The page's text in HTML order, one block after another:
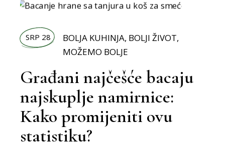
SRP 28 BOLJA KUHINJA, BOLJI ŽIVOT,
MOŽEMO BOLJE
Građani najčešće bacaju
najskuplje namirnice:
Kako promijeniti ovu
statistiku?